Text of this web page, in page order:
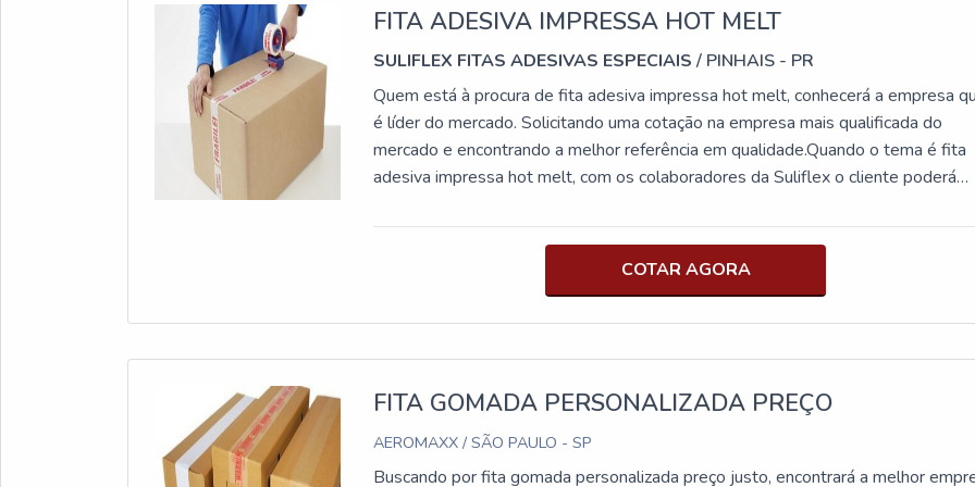
FITA ADESIVA IMPRESSA HOT MELT
SULIFLEX FITAS ADESIVAS ESPECIAIS / PINHAIS - PR
Quem está à procura de fita adesiva impressa hot melt, conhecerá a empresa
é líder do mercado. Solicitando uma cotação na empresa mais qualificada do
mercado e encontrando a melhor referência em qualidade.Quando o tema é fita
adesiva impressa hot melt, com os colaboradores da Suliflex o cliente poderá
SOBRE FITA ADESIVA IMPRESSA HOT MELTA Suliflex objetiva sua energia
oferecer aos clientes uma estrutura com escritório de alta qualidade onde são
Suliflex se mostra referência por ter: Soluções em serviços e fitas autoadesivas
que otimizam os processos de produção de vários segmentos industriais; equipe
técnica dedicada ao desenvolvimento de bons produtos; Atendimento de forma
personalizada para cada cliente.Sem perder o foco em fita adesiva impressa hot
melt, deve-se descartar empresas que não tenham produtos e serviços com
COTAR AGORA
FITA GOMADA PERSONALIZADA PREÇO
AEROMAXX / SÃO PAULO - SP
Buscando por fita gomada personalizada preço justo, encontrará a melhor